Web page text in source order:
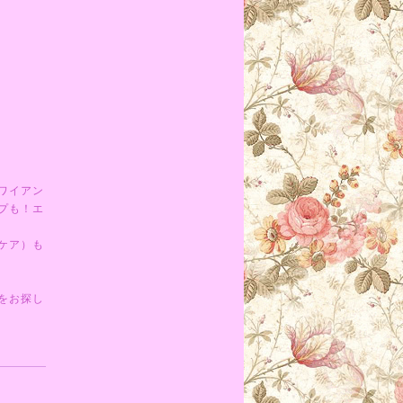
イアン
も！エ
ア）も
お探し